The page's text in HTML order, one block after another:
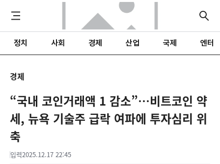
정치 사회 경제 산업 국제 엔터
경제
“국내 코인거래액 1 감소”…비트코인 약
세, 뉴욕 기술주 급락 여파에 투자심리 위
축
입력2025.12.17 22:45